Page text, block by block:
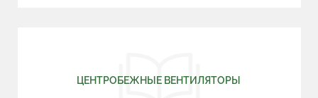
ЦЕНТРОБЕЖНЫЕ ВЕНТИЛЯТОРЫ